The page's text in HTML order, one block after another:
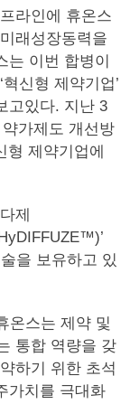
라인에 휴온스
래성장동력을
는 이번 합병이
신형 제약기업’
고있다. 지난 3
가제도 개선방
형 제약기업에
제
을 보유하고 있
온스는 제약 및
통합 역량을 갖
하기 위한 초석
가치를 극대화